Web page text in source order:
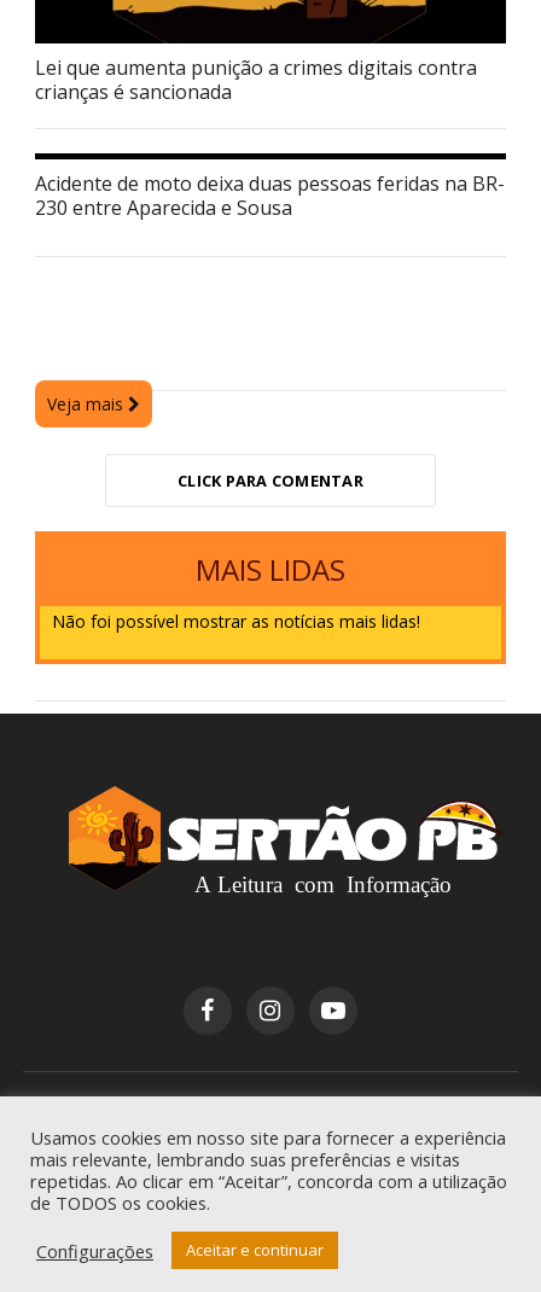
Lei que aumenta punição a crimes digitais contra
crianças é sancionada
Acidente de moto deixa duas pessoas feridas na BR-
230 entre Aparecida e Sousa
Veja mais
CLICK PARA COMENTAR
MAIS LIDAS
Não foi possível mostrar as notícias mais lidas!
reservados.
Usamos cookies em nosso site para fornecer a experiência
mais relevante, lembrando suas preferências e visitas
repetidas. Ao clicar em “Aceitar”, concorda com a utilização
de TODOS os cookies.
Configurações
Aceitar e continuar